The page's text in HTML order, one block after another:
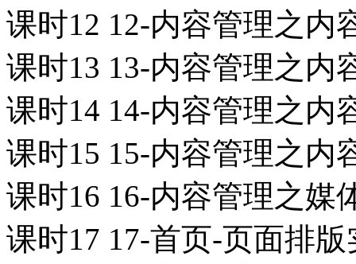
课时12 12-内容管理之内
课时13 13-内容管理之内
课时14 14-内容管理之内
课时15 15-内容管理之内
课时16 16-内容管理之媒
课时17 17-首页-页面排